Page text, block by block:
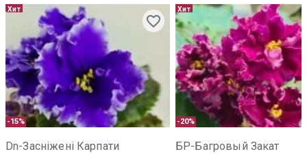
-15%
Хит
Dn-Заснiженi Карпати
-20%
Хит
БР-Багровый Закат